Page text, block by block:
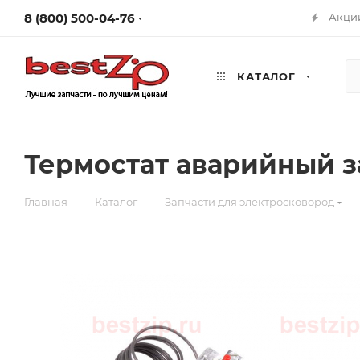
8 (800) 500-04-76
КАТАЛОГ
Термостат аварийный
Главная — Каталог — Запчасти для электросковород —